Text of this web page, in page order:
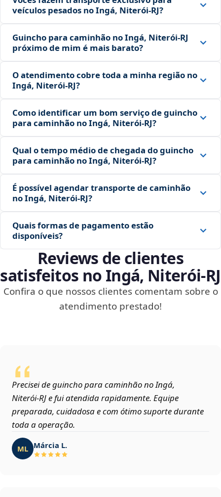
veículos pesados no Ingá, Niterói‑RJ?
Guincho para caminhão no Ingá, Niterói‑RJ
próximo de mim é mais barato?
O atendimento cobre toda a minha região no
Ingá, Niterói‑RJ?
Como identificar um bom serviço de guincho
para caminhão no Ingá, Niterói‑RJ?
Qual o tempo médio de chegada do guincho
para caminhão no Ingá, Niterói‑RJ?
É possível agendar transporte de caminhão
no Ingá, Niterói‑RJ?
Quais formas de pagamento estão
disponíveis?
Reviews de clientes
satisfeitos no Ingá, Niterói‑RJ
Confira o que nossos clientes comentam sobre o
atendimento prestado!
Precisei de guincho para caminhão no Ingá,
Niterói‑RJ e fui atendida rapidamente. Equipe
preparada, cuidadosa e com ótimo suporte durante
toda a operação.
ML Márcia L.